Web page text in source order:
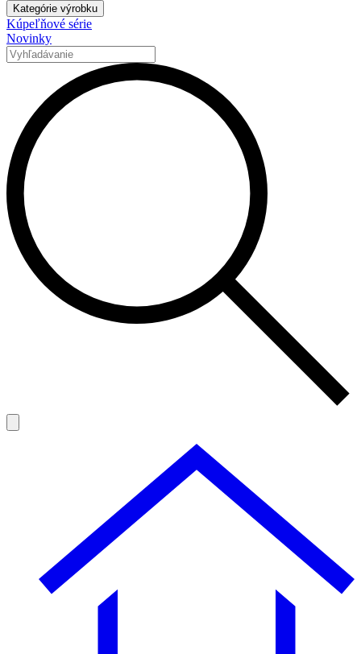
Kategórie výrobku
Kúpeľňové série
Novinky